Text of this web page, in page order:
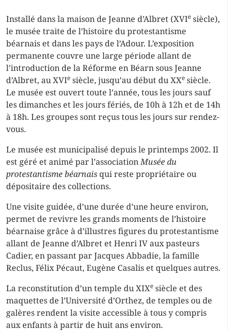
Installé dans la maison de Jeanne d’Albret (XVIe siècle),
le musée traite de l’histoire du protestantisme
béarnais et dans les pays de l’Adour. L’exposition
permanente couvre une large période allant de
l’introduction de la Réforme en Béarn sous Jeanne
d’Albret, au XVIe siècle, jusqu’au début du XXe siècle.
Le musée est ouvert toute l’année, tous les jours sauf
les dimanches et les jours fériés, de 10h à 12h et de 14h
à 18h. Les groupes sont reçus tous les jours sur rendez-
vous.
Le musée est municipalisé depuis le printemps 2002. Il
est géré et animé par l’associationMusée du
protestantisme béarnais qui reste propriétaire ou
dépositaire des collections.
Une visite guidée, d’une durée d’une heure environ,
permet de revivre les grands moments de l’histoire
béarnaise grâce à d’illustres figures du protestantisme
allant de Jeanne d’Albret et Henri IV aux pasteurs
Cadier, en passant par Jacques Abbadie, la famille
Reclus, Félix Pécaut, Eugène Casalis et quelques autres.
La reconstitution d’un temple du XIXe siècle et des
maquettes de l’Université d’Orthez, de temples ou de
galères rendent la visite accessible à tous y compris
aux enfants à partir de huit ans environ.